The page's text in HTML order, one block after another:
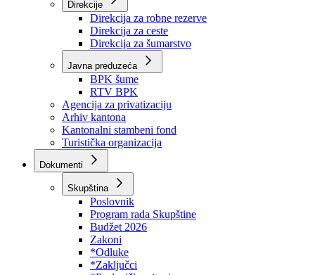
Kantonalna uprava za inspekcijske poslove
Kantonalna uprava civilne zaštite
Direkcije
Direkcija za robne rezerve
Direkcija za ceste
Direkcija za šumarstvo
Javna preduzeća
BPK šume
RTV BPK
Agencija za privatizaciju
Arhiv kantona
Kantonalni stambeni fond
Turistička organizacija
Dokumenti
Skupština
Poslovnik
Program rada Skupštine
Budžet 2026